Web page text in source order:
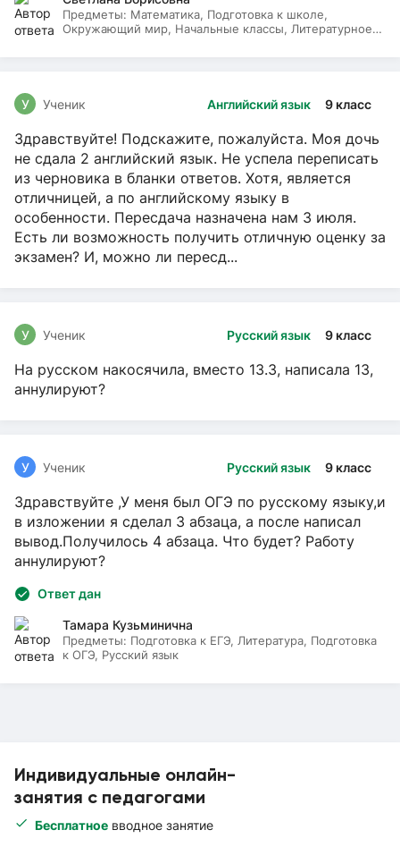
Индивидуальные онлайн-
занятия с педагогами
Бесплатное вводное занятие
Предметы: Математика, Подготовка к школе,
Окружающий мир, Начальные классы, Литературное
Английский язык 9 класс
У Ученик
Здравствуйте! Подскажите, пожалуйста. Моя дочь
не сдала 2 английский язык. Не успела переписать
из черновика в бланки ответов. Хотя, является
отличницей, а по английскому языку в
особенности. Пересдача назначена нам 3 июля.
Есть ли возможность получить отличную оценку за
экзамен? И, можно ли пересд...
Русский язык 9 класс
У Ученик
На русском накосячила, вместо 13.3, написала 13,
аннулируют?
Русский язык 9 класс
У Ученик
Здравствуйте ,У меня был ОГЭ по русскому языку,и
в изложении я сделал 3 абзаца, а после написал
вывод.Получилось 4 абзаца. Что будет? Работу
аннулируют?
Ответ дан
Тамара Кузьминична
Предметы: Подготовка к ЕГЭ, Литература, Подготовка
к ОГЭ, Русский язык